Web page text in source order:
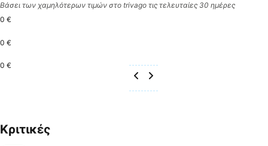
Βάσει των χαμηλότερων τιμών στο trivago τις τελευταίες 30 ημέρες
0 €
0 €
0 €
Κριτικές